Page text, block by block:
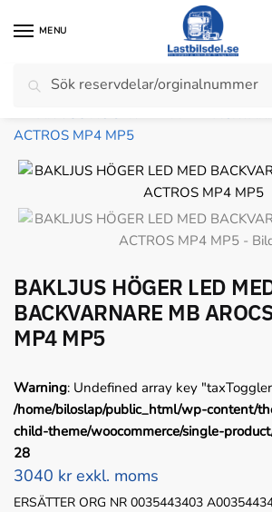
MENU
efter:
Hem Belysning / Bakljus / BAKLJUS HÖGER LED MED
BAKLJUS HÖGER LED
BACKVARNARE MB
MP4 MP5
Warning: Undefined array key
/home/biloslap/public_html/wp-content/
child-theme/woocommerce/single-
28
3040 kr exkl. moms
ERSÄTTER ORG NR 0035443403